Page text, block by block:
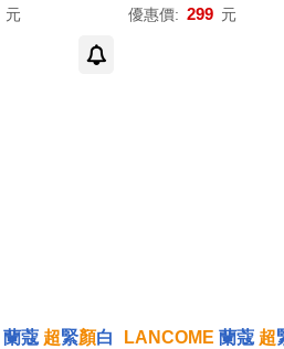
貨
元 優惠價: 299 元
蘭蔻 超緊顏白
LANCOME 蘭蔻 超